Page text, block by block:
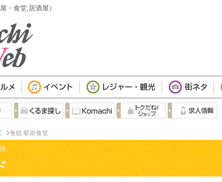
・食堂,居酒屋）
食処 駅前食堂